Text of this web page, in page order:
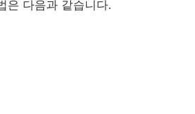
은 다음과 같습니다.